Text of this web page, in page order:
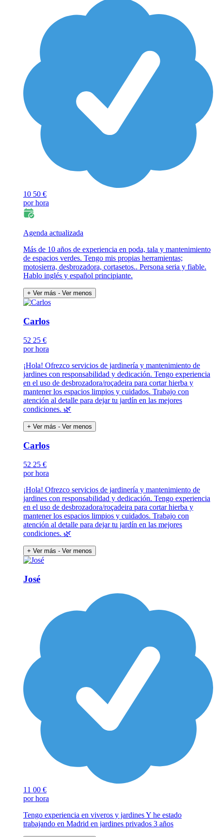
10 50 €
por hora
Agenda actualizada
Más de 10 años de experiencia en poda, tala y mantenimiento
de espacios verdes. Tengo mis propias herramientas;
motosierra, desbrozadora, cortasetos.. Persona seria y fiable.
Hablo inglés y español principiante.
+ Ver más - Ver menos
Carlos
52 25 €
por hora
¡Hola! Ofrezco servicios de jardinería y mantenimiento de
jardines con responsabilidad y dedicación. Tengo experiencia
en el uso de desbrozadora/roçadeira para cortar hierba y
mantener los espacios limpios y cuidados. Trabajo con
atención al detalle para dejar tu jardín en las mejores
condiciones. 🌿
+ Ver más - Ver menos
Carlos
52 25 €
por hora
¡Hola! Ofrezco servicios de jardinería y mantenimiento de
jardines con responsabilidad y dedicación. Tengo experiencia
en el uso de desbrozadora/roçadeira para cortar hierba y
mantener los espacios limpios y cuidados. Trabajo con
atención al detalle para dejar tu jardín en las mejores
condiciones. 🌿
+ Ver más - Ver menos
José
11 00 €
por hora
Tengo experiencia en viveros y jardines Y he estado
trabajando en Madrid en jardines privados 3 años